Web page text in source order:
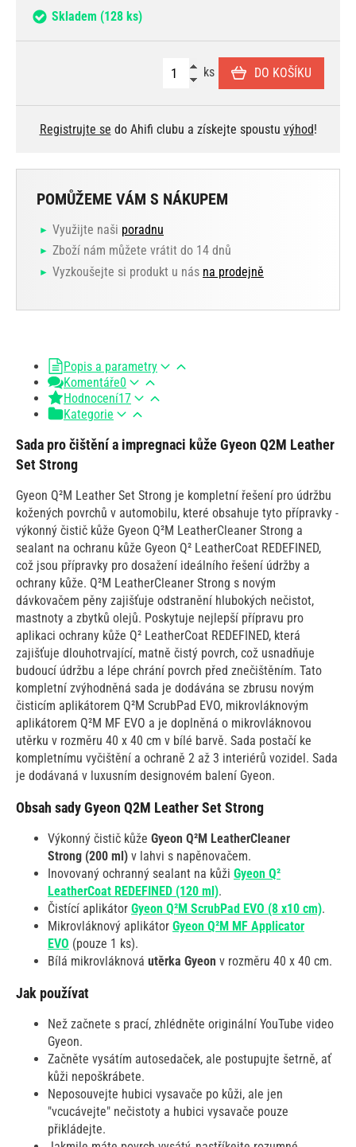
Skladem (128 ks)
ks DO KOŠÍKU
Registrujte se do Ahifi clubu a získejte spoustu výhod!
POMŮŽEME VÁM S NÁKUPEM
Využijte naši poradnu
Zboží nám můžete vrátit do 14 dnů
Vyzkoušejte si produkt u nás na prodejně
Popis a parametry
Komentáře0
Hodnocení17
Kategorie
Sada pro čištění a impregnaci kůže Gyeon Q2M Leather
Set Strong
Gyeon Q²M Leather Set Strong je kompletní řešení pro údržbu
kožených povrchů v automobilu, které obsahuje tyto přípravky -
výkonný čistič kůže Gyeon Q²M LeatherCleaner Strong a
sealant na ochranu kůže Gyeon Q² LeatherCoat REDEFINED,
což jsou přípravky pro dosažení ideálního řešení údržby a
ochrany kůže. Q²M LeatherCleaner Strong s novým
dávkovačem pěny zajišťuje odstranění hlubokých nečistot,
mastnoty a zbytků olejů. Poskytuje nejlepší přípravu pro
aplikaci ochrany kůže Q² LeatherCoat REDEFINED, která
zajišťuje dlouhotrvající, matně čistý povrch, což usnadňuje
budoucí údržbu a lépe chrání povrch před znečištěním. Tato
kompletní zvýhodněná sada je dodávána se zbrusu novým
čisticím aplikátorem Q²M ScrubPad EVO, mikrovláknovým
aplikátorem Q²M MF EVO a je doplněná o mikrovláknovou
utěrku v rozměru 40 x 40 cm v bílé barvě. Sada postačí ke
kompletnímu vyčištění a ochraně 2 až 3 interiérů vozidel. Sada
je dodávaná v luxusním designovém balení Gyeon.
Obsah sady Gyeon Q2M Leather Set Strong
Výkonný čistič kůže Gyeon Q²M LeatherCleaner
Strong (200 ml) v lahvi s napěnovačem.
Inovovaný ochranný sealant na kůži Gyeon Q²
LeatherCoat REDEFINED (120 ml).
Čistící aplikátor Gyeon Q²M ScrubPad EVO (8 x10 cm).
Mikrovláknový aplikátor Gyeon Q²M MF Applicator
EVO (pouze 1 ks).
Bílá mikrovláknová utěrka Gyeon v rozměru 40 x 40 cm.
Jak používat
Než začnete s prací, zhlédněte originální YouTube video
Gyeon.
Začněte vysátím autosedaček, ale postupujte šetrně, ať
kůži nepoškrábete.
Neposouvejte hubici vysavače po kůži, ale jen
"vcucávejte" nečistoty a hubici vysavače pouze
přikládejte.